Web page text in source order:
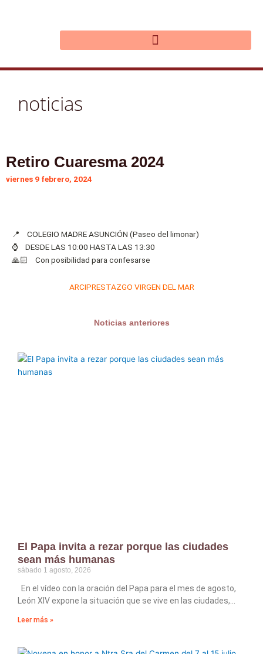
noticias
Retiro Cuaresma 2024
viernes 9 febrero, 2024
📍 COLEGIO MADRE ASUNCIÓN (Paseo del limonar)
⌚️ DESDE LAS 10:00 HASTA LAS 13:30
🙏🏻 Con posibilidad para confesarse
ARCIPRESTAZGO VIRGEN DEL MAR
Noticias anteriores
El Papa invita a rezar porque las ciudades
sean más humanas
sábado 1 agosto, 2026
En el vídeo con la oración del Papa para el mes de agosto,
León XIV expone la situación que se vive en las ciudades,
Leer más »